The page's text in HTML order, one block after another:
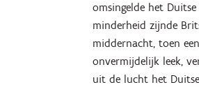
omsingelde het
minderheid zijnde
middernacht, toen
onvermijdelijk leek,
uit de lucht het